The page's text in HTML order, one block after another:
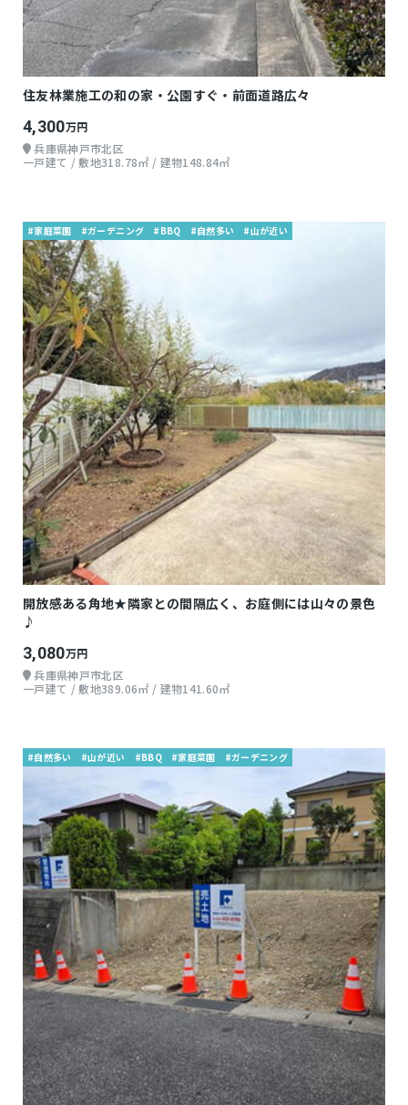
住友林業施工の和の家・公園すぐ・前面道路広々
4,300万円
兵庫県神戸市北区
一戸建て / 敷地318.78㎡ / 建物148.84㎡
#家庭菜園 #ガーデニング #BBQ #自然多い #山が近い
開放感ある角地★隣家との間隔広く、お庭側には山々の景色
♪
3,080万円
兵庫県神戸市北区
一戸建て / 敷地389.06㎡ / 建物141.60㎡
#自然多い #山が近い #BBQ #家庭菜園 #ガーデニング